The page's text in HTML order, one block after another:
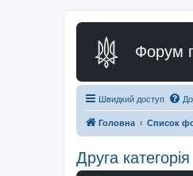
Форум
Швидкий доступ
Головна Список
Друга категорія